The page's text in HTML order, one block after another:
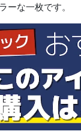
ーな一枚です。